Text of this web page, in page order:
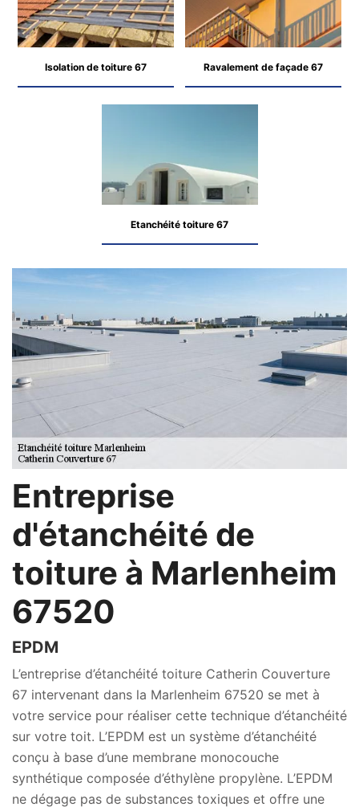
Isolation de toiture 67 Ravalement de façade 67
Etanchéité toiture 67
Entreprise
d'étanchéité de
toiture à Marlenheim
67520
EPDM
L’entreprise d’étanchéité toiture Catherin Couverture
67 intervenant dans la Marlenheim 67520 se met à
votre service pour réaliser cette technique d’étanchéité
sur votre toit. L’EPDM est un système d’étanchéité
conçu à base d’une membrane monocouche
synthétique composée d’éthylène propylène. L’EPDM
ne dégage pas de substances toxiques et offre une